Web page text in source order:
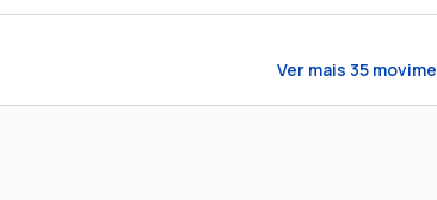
Ver mais 35